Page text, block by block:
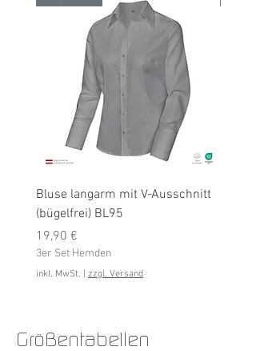
Bluse langarm mit V-Ausschnitt
(bügelfrei) BL95
Preis
19,90 €
3er Set Hemden
inkl. MwSt. zzgl. Versand
Größentabellen